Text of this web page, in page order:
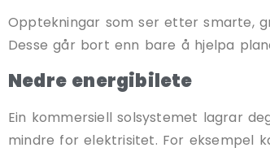
Opptekningar som ser etter smarte,
Desse går bort enn bare å hjelpa
Nedre energibilete
Ein kommersiell solsystemet lagrar
mindre for elektrisitet. For eksempel